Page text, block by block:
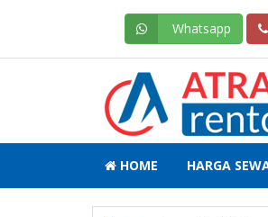
Whatsapp
HOME HARGA